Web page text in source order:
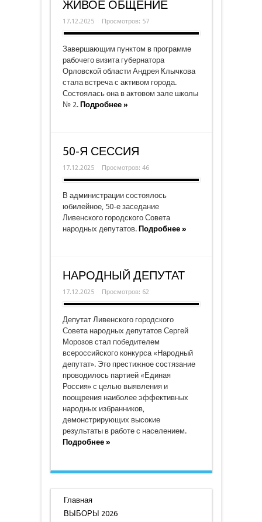
ЖИВОЕ ОБЩЕНИЕ
17.12.2025 Просмотров: 57
Завершающим пунктом в программе
рабочего визита губернатора
Орловской области Андрея Клычкова
стала встреча с активом города.
Состоялась она в актовом зале школы
№ 2. Подробнее »
50-Я СЕССИЯ
17.12.2025 Просмотров: 46
В администрации состоялось
юбилейное, 50-е заседание
Ливенского городского Совета
народных депутатов. Подробнее »
НАРОДНЫЙ ДЕПУТАТ
17.12.2025 Просмотров: 62
Депутат Ливенского городского
Совета народных депутатов Сергей
Морозов стал победителем
всероссийского конкурса «Народный
депутат». Это престижное состязание
проводилось партией «Единая
Россия» с целью выявления и
поощрения наиболее эффективных
народных избранников,
демонстрирующих высокие
результаты в работе с населением.
Подробнее »
Главная
ВЫБОРЫ 2026